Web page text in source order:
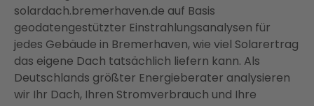
So funktioniert Ihr Weg zur PV-Anlage mit Enter
Warum Eigenheimbesitzer in Bremerhaven Enter
vertrauen
Fazit: Photovoltaik in Bremerhaven lohnt sich – mit
der richtigen Planung
solardach.bremerhaven.de auf Basis
geodatengestützter Einstrahlungsanalysen für
jedes Gebäude in Bremerhaven, wie viel Solarertrag
das eigene Dach tatsächlich liefern kann. Als
Deutschlands größter Energieberater analysieren
wir Ihr Dach, Ihren Stromverbrauch und Ihre